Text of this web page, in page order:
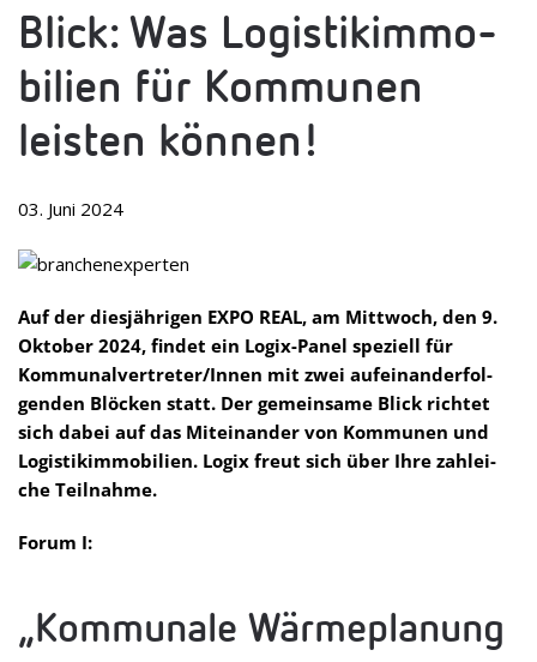
Blick: Was Logis­tik­im­mo­
bi­lien für Kom­mu­nen
leis­ten können!
03. Juni 2024
Auf der dies­jäh­ri­gen EXPO REAL, am Mitt­woch, den 9.
Okto­ber 2024, fin­det ein Logix-Panel spe­zi­ell für
Kommunalvertreter/Innen mit zwei auf­ein­an­der­fol­
gen­den Blö­cken statt. Der gemein­same Blick rich­tet
sich dabei auf das Mit­ein­an­der von Kom­mu­nen und
Logis­tik­im­mo­bi­lien. Logix freut sich über Ihre zahl­ei­
che Teilnahme.
Forum I:
„Kom­mu­nale Wär­me­pla­nung